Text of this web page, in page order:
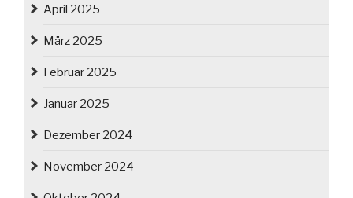
April 2025
März 2025
Februar 2025
Januar 2025
Dezember 2024
November 2024